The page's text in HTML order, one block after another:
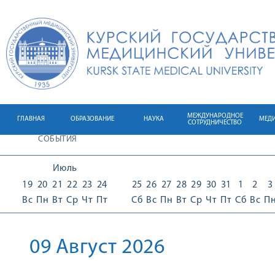
ГЛАВНАЯ ОБРАЗОВАНИЕ НАУКА
МЕЖДУНАРОДНОЕ
СОТРУДНИЧЕСТВО
СОБЫТИЯ
Июль
19
Вс
20
Пн
21
Вт
22
Ср
23
Чт
24
Пт
25
Сб
26
Вс
27
Пн
28
Вт
29
Ср
30
Чт
31
Пт
1
Сб
2
Вс
3
09 Август 2026